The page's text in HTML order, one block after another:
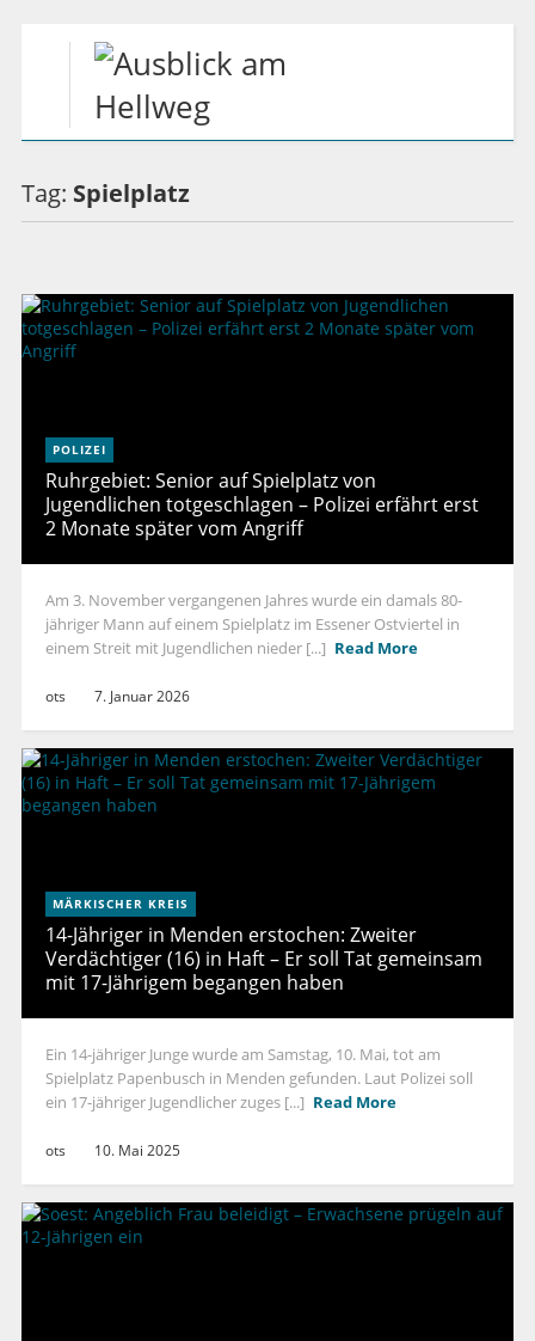
Tag: Spielplatz
POLIZEI
Ruhrgebiet: Senior auf Spielplatz von
Jugendlichen totgeschlagen – Polizei erfährt erst
2 Monate später vom Angriff
Am 3. November vergangenen Jahres wurde ein damals 80-
jähriger Mann auf einem Spielplatz im Essener Ostviertel in
einem Streit mit Jugendlichen nieder [...] Read More
ots 7. Januar 2026
MÄRKISCHER KREIS
14-Jähriger in Menden erstochen: Zweiter
Verdächtiger (16) in Haft – Er soll Tat gemeinsam
mit 17-Jährigem begangen haben
Ein 14-jähriger Junge wurde am Samstag, 10. Mai, tot am
Spielplatz Papenbusch in Menden gefunden. Laut Polizei soll
ein 17-jähriger Jugendlicher zuges [...] Read More
ots 10. Mai 2025